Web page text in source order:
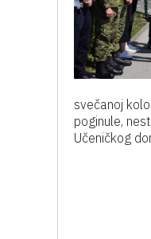
svečanoj
poginule,
Učeničkog